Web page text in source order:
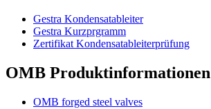
Gestra Kondensatableiter
Gestra Kurzprgramm
Zertifikat Kondensatableiterprüfung
OMB Produktinformationen
OMB forged steel valves